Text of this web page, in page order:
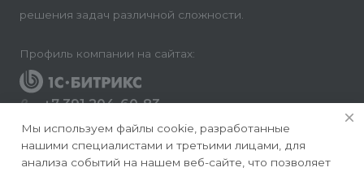
решения задач различной сложности.
Профиль компании на сайтах:
+7 391 204-60-83
Заказать звонок
info@conversite.ru
Мы используем файлы cookie, разработанные
нашими специалистами и третьими лицами, для
анализа событий на нашем веб-сайте, что позволяет